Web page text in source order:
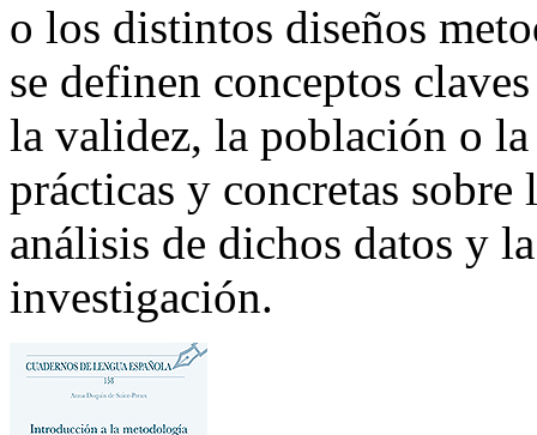
o los distintos diseños
se definen conceptos
la validez, la población o la
prácticas y concretas
análisis de dichos datos y
investigación.